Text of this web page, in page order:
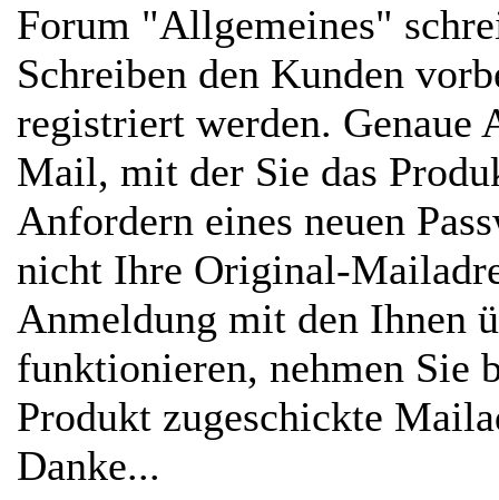
Forum "Allgemeines"
Schreiben den Kunden
registriert werden. Genaue
Mail, mit der Sie das
Anfordern eines neuen
nicht Ihre Original-
Anmeldung mit den Ihnen
funktionieren, nehmen Sie
Produkt zugeschickte
Danke...